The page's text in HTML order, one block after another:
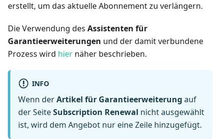
erstellt, um das aktuelle Abonnement zu verlängern.
Die Verwendung des Assistenten für
Garantieerweiterungen und der damit verbundene
Prozess wird hier näher beschrieben.
INFO
Wenn derArtikel für Garantieerweiterung auf
der SeiteSubscription Renewal nicht ausgewählt
ist, wird dem Angebot nur eine Zeile hinzugefügt.